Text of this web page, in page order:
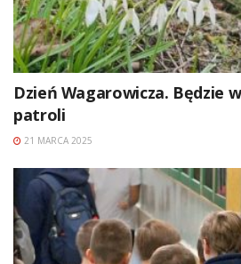
Dzień Wagarowicza. Będzie
patroli
21 MARCA 2025